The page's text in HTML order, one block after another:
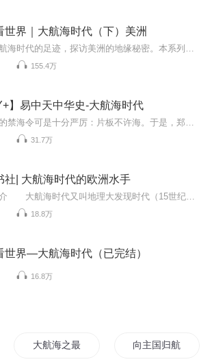
世界｜大航海时代（下）美洲
155.4万
】易中天中华史-大航海时代
31.7万
社| 大航海时代的欧洲水手
18.8万
世界—大航海时代（已完结）
16.8万
大航海之最强老师 向主国归航